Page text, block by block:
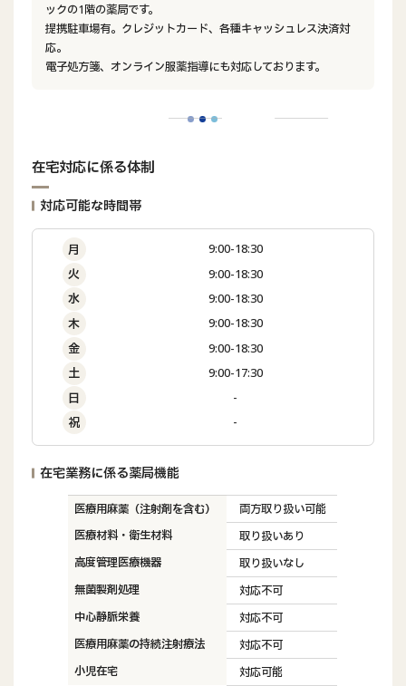
ックの1階の薬局です。
提携駐車場有。クレジットカード、各種キャッシュレス決済対
応。
電子処方箋、オンライン服薬指導にも対応しております。
在宅対応に係る体制
対応可能な時間帯
月
9:00-18:30
火
9:00-18:30
水
9:00-18:30
木
9:00-18:30
金
9:00-18:30
土
9:00-17:30
日
-
祝
-
在宅業務に係る薬局機能
医療用麻薬（注射剤を含む）
両方取り扱い可能
医療材料・衛生材料
取り扱いあり
高度管理医療機器
取り扱いなし
無菌製剤処理
対応不可
中心静脈栄養
対応不可
医療用麻薬の持続注射療法
対応不可
小児在宅
対応可能